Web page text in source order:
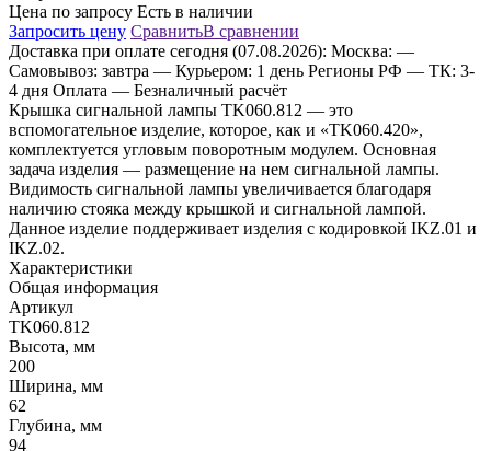
Цена по запросу Есть в наличии
Запросить цену СравнитьВ сравнении
Доставка при оплате сегодня (07.08.2026): Москва: —
Самовывоз: завтра — Курьером: 1 день Регионы РФ — ТК: 3-
4 дня Оплата — Безналичный расчёт
Крышка сигнальной лампы TK060.812 — это
вспомогательное изделие, которое, как и «TK060.420»,
комплектуется угловым поворотным модулем. Основная
задача изделия — размещение на нем сигнальной лампы.
Видимость сигнальной лампы увеличивается благодаря
наличию стояка между крышкой и сигнальной лампой.
Данное изделие поддерживает изделия с кодировкой IKZ.01 и
IKZ.02.
Характеристики
Общая информация
Артикул
TK060.812
Высота, мм
200
Ширина, мм
62
Глубина, мм
94